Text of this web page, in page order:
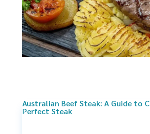
Australian Beef Steak: A Guide to
Perfect Steak